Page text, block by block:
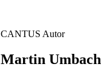
CANTUS Autor
Martin Umbach